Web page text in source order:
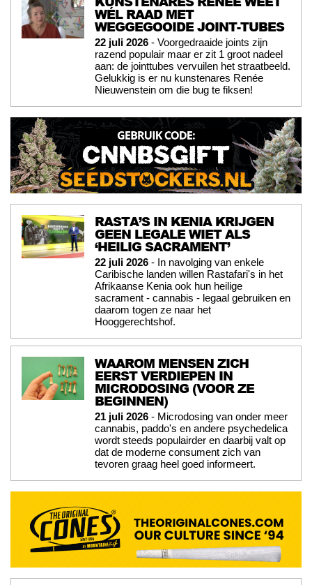
WÉL RAAD MET
WEGGEGOOIDE JOINT-TUBES
22 juli 2026 - Voorgedraaide joints zijn
razend populair maar er zit 1 groot nadeel
aan: de jointtubes vervuilen het straatbeeld.
Gelukkig is er nu kunstenares Renée
Nieuwenstein om die bug te fiksen!
RASTA’S IN KENIA KRIJGEN
GEEN LEGALE WIET ALS
‘HEILIG SACRAMENT’
22 juli 2026 - In navolging van enkele
Caribische landen willen Rastafari's in het
Afrikaanse Kenia ook hun heilige
sacrament - cannabis - legaal gebruiken en
daarom togen ze naar het
Hooggerechtshof.
WAAROM MENSEN ZICH
EERST VERDIEPEN IN
MICRODOSING (VOOR ZE
BEGINNEN)
21 juli 2026 - Microdosing van onder meer
cannabis, paddo's en andere psychedelica
wordt steeds populairder en daarbij valt op
dat de moderne consument zich van
tevoren graag heel goed informeert.